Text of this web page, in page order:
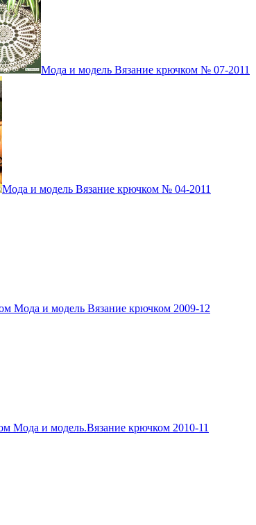
Мода и модель Вязание крючком № 07-2011
Мода и модель Вязание крючком № 04-2011
Мода и модель Вязание крючком 2009-12
Мода и модель.Вязание крючком 2010-11